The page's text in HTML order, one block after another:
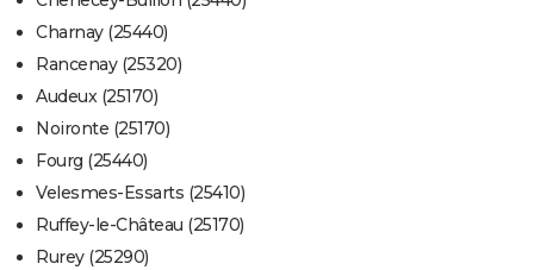
Charnay (25440)
Rancenay (25320)
Audeux (25170)
Noironte (25170)
Fourg (25440)
Velesmes-Essarts (25410)
Ruffey-le-Château (25170)
Rurey (25290)